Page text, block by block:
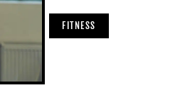
FITNESS